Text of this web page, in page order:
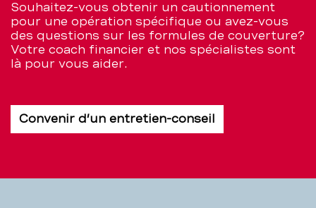
Souhaitez-vous obtenir un cautionnement
pour une opération spécifique ou avez-vous
des questions sur les formules de couverture?
Votre coach financier et nos spécialistes sont
là pour vous aider.
Convenir d’un entretien-conseil